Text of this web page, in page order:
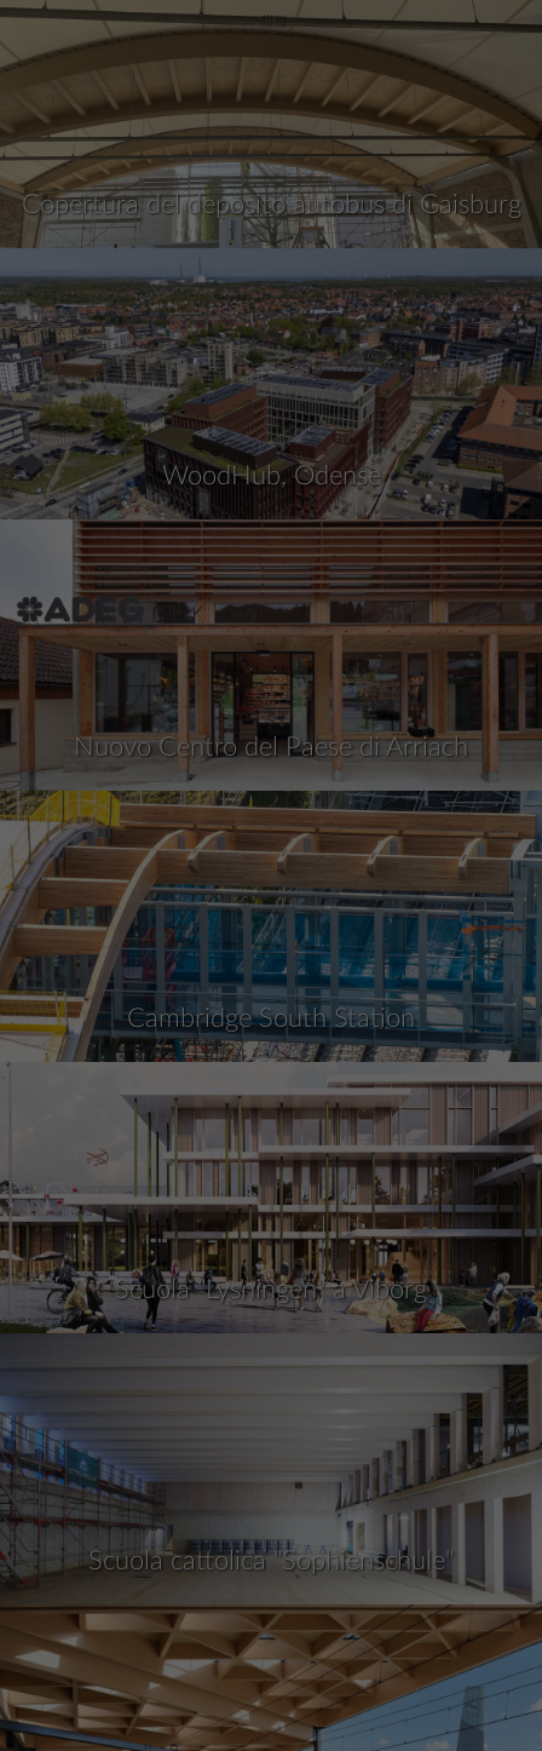
Copertura del deposito autobus di Gaisburg
WoodHub, Odense
Nuovo Centro del Paese di Arriach
Cambridge South Station
Scuola "Lysningen" a Viborg
Scuola cattolica "Sophienschule"